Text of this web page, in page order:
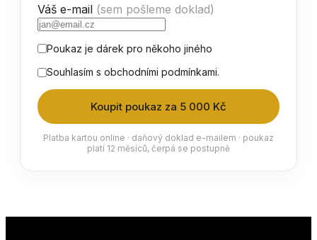
Váš e-mail (sem pošleme doklad)
Poukaz je dárek pro někoho jiného
Souhlasím s obchodními podmínkami.
Koupit poukaz za 5 000 Kč
Platba kartou online · daňový doklad e-mailem · poukaz
platí 12 měsíců, čerpá se postupně